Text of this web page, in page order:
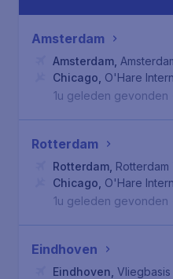
Amsterdam
Amsterdam
Chicago O'Hare
1u geleden gevonden
Rotterdam
Rotterdam
Chicago O'Hare
1u geleden gevonden
Eindhoven
Eindhoven